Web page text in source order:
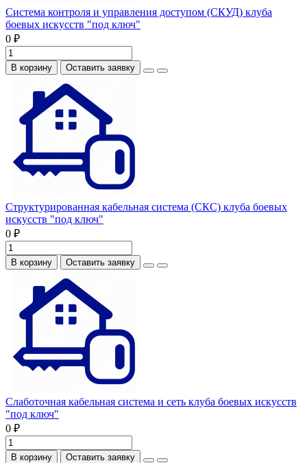
Система контроля и управления доступом (СКУД) клуба
боевых искусств "под ключ"
0 ₽
В корзину Оставить заявку
Структурированная кабельная система (СКС) клуба боевых
искусств "под ключ"
0 ₽
В корзину Оставить заявку
Слаботочная кабельная система и сеть клуба боевых искусств
"под ключ"
0 ₽
В корзину Оставить заявку